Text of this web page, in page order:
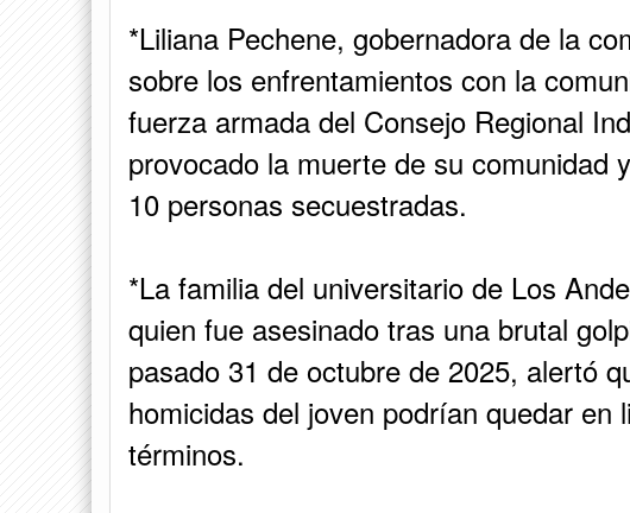
*Liliana Pechene, gobernadora de la
sobre los enfrentamientos con la
fuerza armada del Consejo Regional
provocado la muerte de su comunidad
10 personas secuestradas.
*La familia del universitario de Los
quien fue asesinado tras una brutal
pasado 31 de octubre de 2025, alertó
homicidas del joven podrían quedar en
términos.